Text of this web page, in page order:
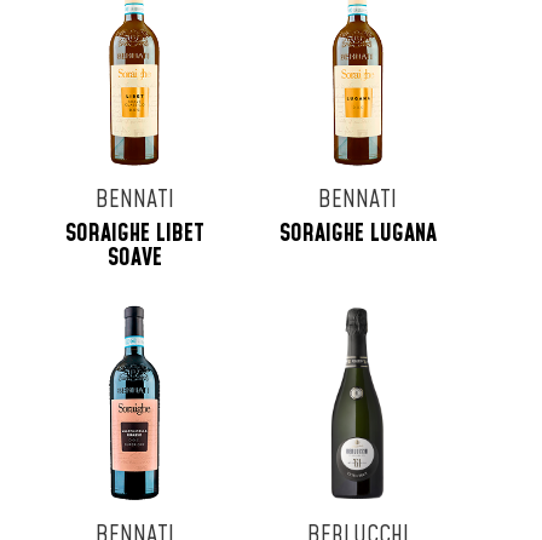
BENNATI
SORAIGHE LIBET
SOAVE
BENNATI
SORAIGHE LUGANA